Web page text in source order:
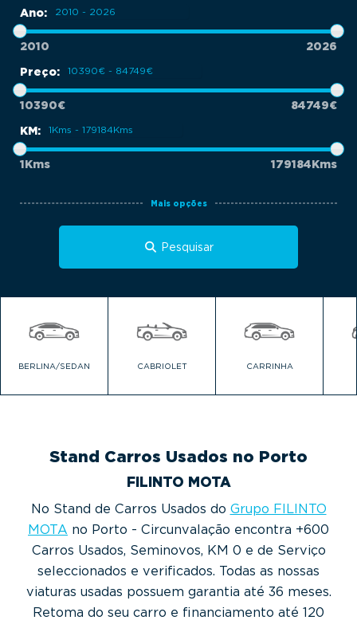
a
t
i
o
n
Ano:
2010
2026
Preço:
10390€
84749€
KM:
1Kms 179184Kms
Mais opções
Pesquisar
BERLINA/SEDAN CABRIOLET CARRINHA
Stand Carros Usados no Porto
FILINTO MOTA
No Stand de Carros Usados do Grupo FILINTO
MOTA no Porto - Circunvalação encontra +600
Carros Usados, Seminovos, KM 0 e de Serviço
seleccionados e verificados. Todas as nossas
viaturas usadas possuem garantia até 36 meses.
Retoma do seu carro e financiamento até 120